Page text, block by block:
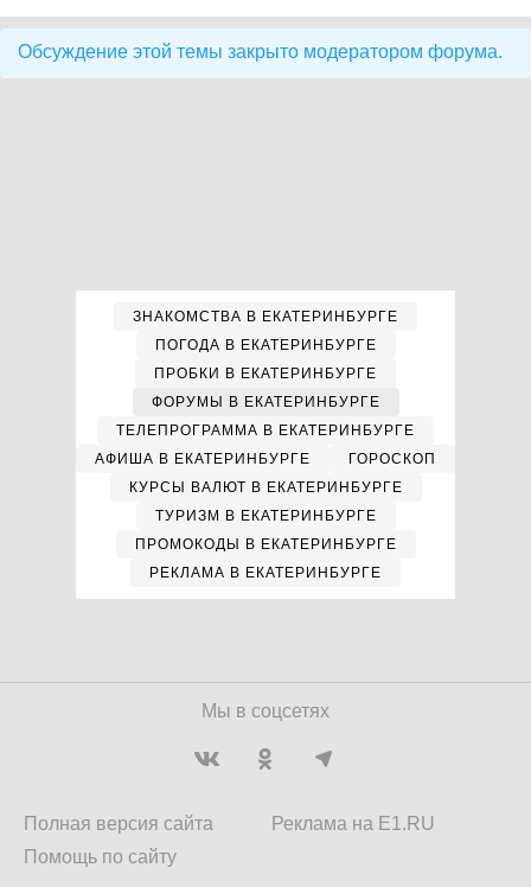
Обсуждение этой темы закрыто модератором форума.
ЗНАКОМСТВА В ЕКАТЕРИНБУРГЕ
ПОГОДА В ЕКАТЕРИНБУРГЕ
ПРОБКИ В ЕКАТЕРИНБУРГЕ
ФОРУМЫ В ЕКАТЕРИНБУРГЕ
ТЕЛЕПРОГРАММА В ЕКАТЕРИНБУРГЕ
АФИША В ЕКАТЕРИНБУРГЕ
ГОРОСКОП
КУРСЫ ВАЛЮТ В ЕКАТЕРИНБУРГЕ
ТУРИЗМ В ЕКАТЕРИНБУРГЕ
ПРОМОКОДЫ В ЕКАТЕРИНБУРГЕ
РЕКЛАМА В ЕКАТЕРИНБУРГЕ
Мы в соцсетях
Полная версия сайта
Помощь по сайту
Реклама на E1.RU